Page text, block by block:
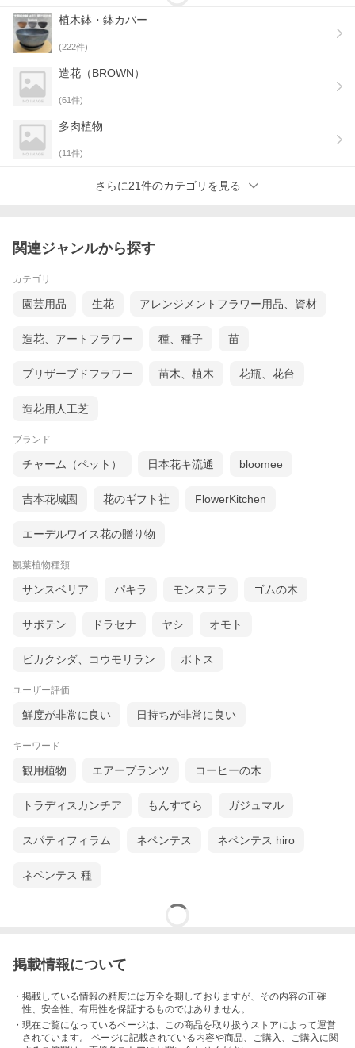
植木鉢・鉢カバー
(222件)
造花（BROWN）
(61件)
多肉植物
(11件)
さらに21件のカテゴリを見る
関連ジャンルから探す
カテゴリ
園芸用品 生花 アレンジメントフラワー用品、資材
造花、アートフラワー 種、種子 苗
プリザーブドフラワー 苗木、植木 花瓶、花台
造花用人工芝
ブランド
チャーム（ペット） 日本花キ流通 bloomee
吉本花城園 花のギフト社 FlowerKitchen
エーデルワイス花の贈り物
観葉植物種類
サンスベリア パキラ モンステラ ゴムの木
サボテン ドラセナ ヤシ オモト
ビカクシダ、コウモリラン ポトス
ユーザー評価
鮮度が非常に良い 日持ちが非常に良い
キーワード
観用植物 エアープランツ コーヒーの木
トラディスカンチア もんすてら ガジュマル
スパティフィラム ネペンテス ネペンテス hiro
ネペンテス 種
掲載情報について
・掲載している情報の精度には万全を期しておりますが、その内容の正確
性、安全性、有用性を保証するものではありません。
・現在ご覧になっているページは、この商品を取り扱うストアによって運営
されています。 ページに記載されている内容や商品、ご購入 、ご購入に関